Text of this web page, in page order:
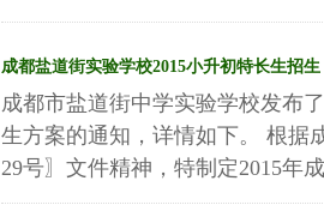
成都盐道街实验学校2015小升初特长生招生
成都市盐道街中学实验学校发布
生方案的通知，详情如下。 根据
29号〗文件精神，特制定2015年